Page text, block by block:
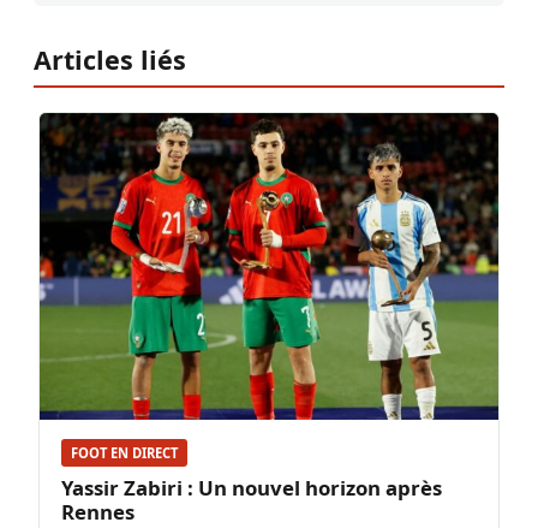
Articles liés
FOOT EN DIRECT
Yassir Zabiri : Un nouvel horizon après
Rennes